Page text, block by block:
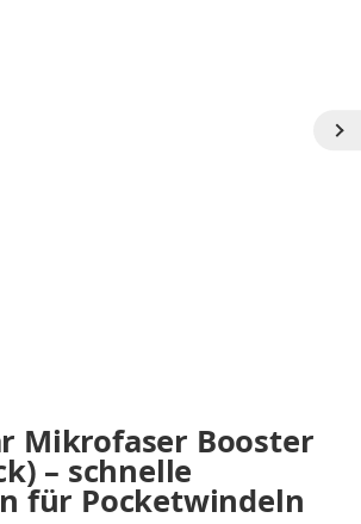
Mikrofaser Booster
– schnelle
für Pocketwindeln